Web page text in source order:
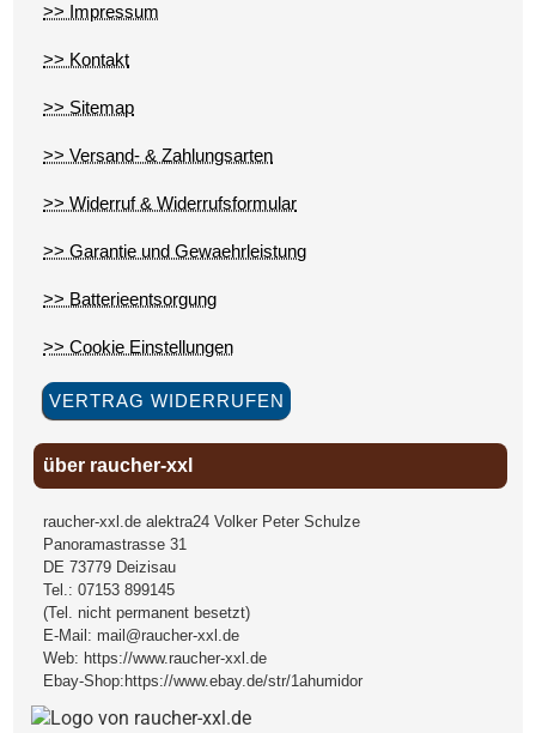
>> Impressum
>> Kontakt
>> Sitemap
>> Versand- & Zahlungsarten
>> Widerruf & Widerrufsformular
>> Garantie und Gewaehrleistung
>> Batterieentsorgung
>> Cookie Einstellungen
VERTRAG WIDERRUFEN
über raucher-xxl
raucher-xxl.de alektra24 Volker Peter Schulze
Panoramastrasse 31
DE 73779 Deizisau
Tel.:07153 899145
(Tel. nicht permanent besetzt)
E-Mail: mail@raucher-xxl.de
Web: https://www.raucher-xxl.de
Ebay-Shop: https://www.ebay.de/str/1ahumidor